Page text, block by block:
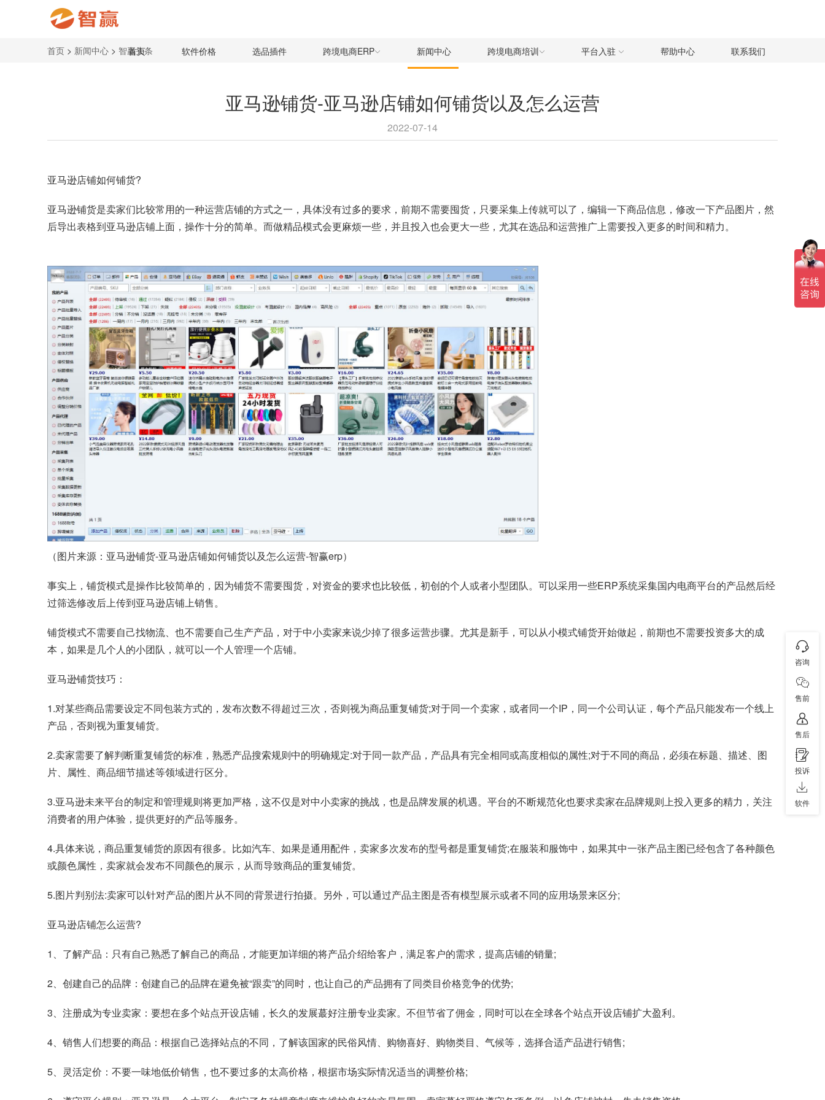
首页 软件价格 选品插件 跨境电商ERP 新闻中心 跨境电商培训 平台入驻 帮助中心 联系我们
首页 > 新闻中心 > 智赢头条
亚马逊铺货-亚马逊店铺如何铺货以及怎么运营
2022-07-14
亚马逊店铺如何铺货?
亚马逊铺货是卖家们比较常用的一种运营店铺的方式之一，具体没有过多的要求，前期不需要囤货，只要采集上传就可以了，编辑一下商品信息，修改一下产品图片，然
后导出表格到亚马逊店铺上面，操作十分的简单。而做精品模式会更麻烦一些，并且投入也会更大一些，尤其在选品和运营推广上需要投入更多的时间和精力。
（图片来源：亚马逊铺货-亚马逊店铺如何铺货以及怎么运营-智赢erp）
事实上，铺货模式是操作比较简单的，因为铺货不需要囤货，对资金的要求也比较低，初创的个人或者小型团队。可以采用一些ERP系统采集国内电商平台的产品然后经
过筛选修改后上传到亚马逊店铺上销售。
铺货模式不需要自己找物流、也不需要自己生产产品，对于中小卖家来说少掉了很多运营步骤。尤其是新手，可以从小模式铺货开始做起，前期也不需要投资多大的成
本，如果是几个人的小团队，就可以一个人管理一个店铺。
亚马逊铺货技巧：
1.对某些商品需要设定不同包装方式的，发布次数不得超过三次，否则视为商品重复铺货;对于同一个卖家，或者同一个IP，同一个公司认证，每个产品只能发布一个线上
产品，否则视为重复铺货。
2.卖家需要了解判断重复铺货的标准，熟悉产品搜索规则中的明确规定:对于同一款产品，产品具有完全相同或高度相似的属性;对于不同的商品，必须在标题、描述、图
片、属性、商品细节描述等领域进行区分。
3.亚马逊未来平台的制定和管理规则将更加严格，这不仅是对中小卖家的挑战，也是品牌发展的机遇。平台的不断规范化也要求卖家在品牌规则上投入更多的精力，关注
消费者的用户体验，提供更好的产品等服务。
4.具体来说，商品重复铺货的原因有很多。比如汽车、如果是通用配件，卖家多次发布的型号都是重复铺货;在服装和服饰中，如果其中一张产品主图已经包含了各种颜色
或颜色属性，卖家就会发布不同颜色的展示，从而导致商品的重复铺货。
5.图片判别法:卖家可以针对产品的图片从不同的背景进行拍摄。另外，可以通过产品主图是否有模型展示或者不同的应用场景来区分;
亚马逊店铺怎么运营?
1、了解产品：只有自己熟悉了解自己的商品，才能更加详细的将产品介绍给客户，满足客户的需求，提高店铺的销量;
2、创建自己的品牌：创建自己的品牌在避免被“跟卖”的同时，也让自己的产品拥有了同类目价格竞争的优势;
3、注册成为专业卖家：要想在多个站点开设店铺，长久的发展蕞好注册专业卖家。不但节省了佣金，同时可以在全球各个站点开设店铺扩大盈利。
4、销售人们想要的商品：根据自己选择站点的不同，了解该国家的民俗风情、购物喜好、购物类目、气候等，选择合适产品进行销售;
5、灵活定价：不要一味地低价销售，也不要过多的太高价格，根据市场实际情况适当的调整价格;
咨询
售前
售后
投诉
软件